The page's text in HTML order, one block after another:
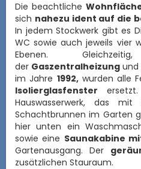
Die beachtliche
sich nahezu ident auf die
In jedem Stockwerk gibt es
WC sowie auch jeweils vier
Ebenen.
der Gaszentralheizungund
im Jahre 1992,wurden alle
Isolierglasfenster
Hauswasserwerk, das
Schachtbrunnen im Garten
hier unten ein
sowie eine Saunakabine
Gartenausgang. Der
zusätzlichen Stauraum.